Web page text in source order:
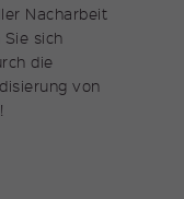
Nacharbeit
sich
die
von
die zur
Speicherung
Besuch